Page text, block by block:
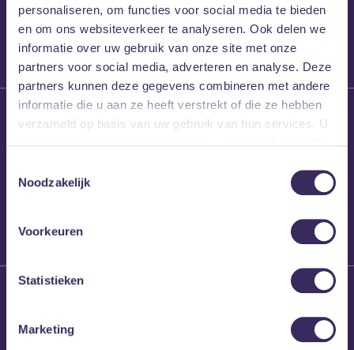
personaliseren, om functies voor social media te bieden
en om ons websiteverkeer te analyseren. Ook delen we
informatie over uw gebruik van onze site met onze
partners voor social media, adverteren en analyse. Deze
partners kunnen deze gegevens combineren met andere
informatie die u aan ze heeft verstrekt of die ze hebben
verzameld op basis van uw gebruik van hun services. U
Noodzakelijk
Voorkeuren
Statistieken
Marketing
26 maart 2026
Willem’s Blog: High
Brennt Vanneste